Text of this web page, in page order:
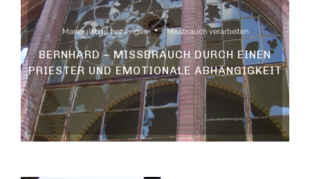
Manipulation bezwingen Missbrauch verarbeiten
BERNHARD – MISSBRAUCH DURCH EINEN
PRIESTER UND EMOTIONALE ABHÄNGIGKEIT